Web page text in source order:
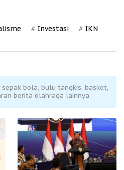
Investasi IKN
bola, bulu tangkis, basket,
berita olahraga lainnya